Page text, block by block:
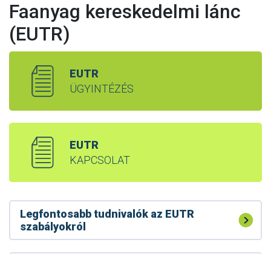
Faanyag kereskedelmi lánc
(EUTR)
EUTR
ÜGYINTÉZÉS
EUTR
KAPCSOLAT
Legfontosabb tudnivalók az EUTR
szabályokról